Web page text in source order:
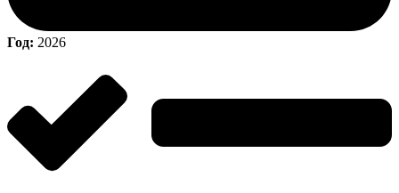
Год: 2026